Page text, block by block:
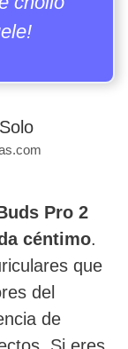
Pro 2
céntimo.
que
del
de
Si eres